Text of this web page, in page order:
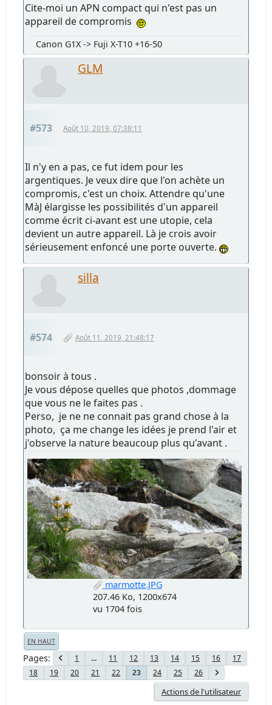
Cite-moi un APN compact qui n'est pas un
appareil de compromis
Canon G1X -> Fuji X-T10 +16-50
GLM
#573 Août 10, 2019, 07:38:11
Il n'y en a pas, ce fut idem pour les
argentiques. Je veux dire que l'on achète un
compromis, c'est un choix. Attendre qu'une
MàJ élargisse les possibilités d'un appareil
comme écrit ci-avant est une utopie, cela
devient un autre appareil. Là je crois avoir
sérieusement enfoncé une porte ouverte.
silla
#574 Août 11, 2019, 21:48:17
bonsoir à tous .
Je vous dépose quelles que photos ,dommage
que vous ne le faites pas .
Perso, je ne ne connait pas grand chose à la
photo, ça me change les idées je prend l'air et
j'observe la nature beaucoup plus qu'avant .
marmotte.JPG
207.46 Ko, 1200x674
vu 1704 fois
EN HAUT
Pages 1 ... 11 12 13 14 15 16
17
18
19 20 21 22 23 24 25 26
Actions de l'utilisateur